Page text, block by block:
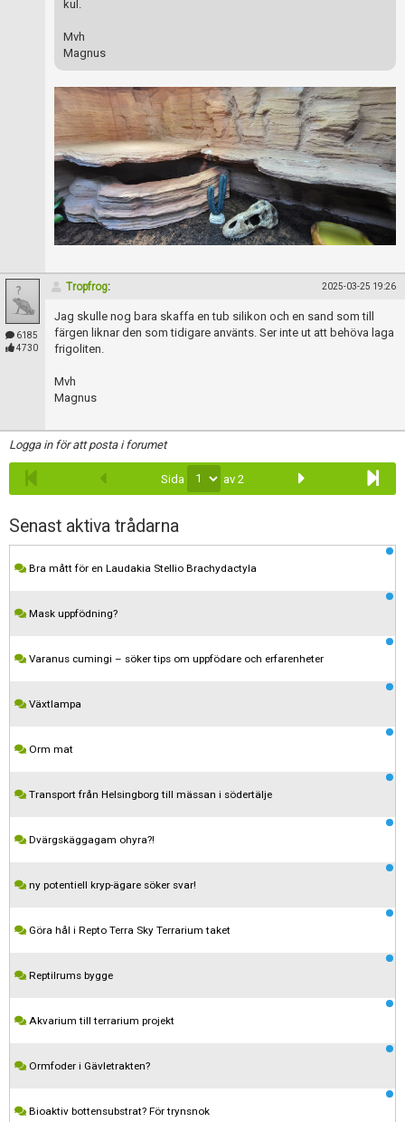
kul.
Mvh
Magnus
6185
4730
Tropfrog: 2025-03-25 19:26
Jag skulle nog bara skaffa en tub silikon och en sand som till
färgen liknar den som tidigare använts. Ser inte ut att behöva laga
frigoliten.
Mvh
Magnus
Logga in för att posta i forumet
Sida av 2
Senast aktiva trådarna
Bra mått för en Laudakia Stellio Brachydactyla
Mask uppfödning?
Varanus cumingi – söker tips om uppfödare och erfarenheter
Växtlampa
Orm mat
Transport från Helsingborg till mässan i södertälje
Dvärgskäggagam ohyra?!
ny potentiell kryp-ägare söker svar!
Göra hål i Repto Terra Sky Terrarium taket
Reptilrums bygge
Akvarium till terrarium projekt
Ormfoder i Gävletrakten?
Bioaktiv bottensubstrat? För trynsnok